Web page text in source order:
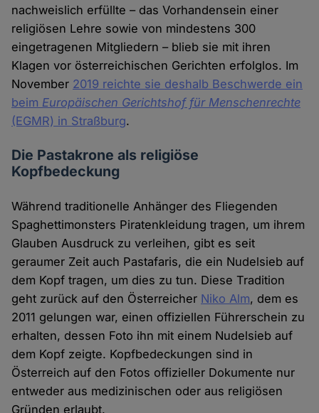
nachweislich erfüllte – das Vorhandensein einer
religiösen Lehre sowie von mindestens 300
eingetragenen Mitgliedern – blieb sie mit ihren
Klagen vor österreichischen Gerichten erfolglos. Im
November 2019 reichte sie deshalb Beschwerde ein
beim Europäischen Gerichtshof für Menschenrechte
(EGMR) in Straßburg.
Die Pastakrone als religiöse
Kopfbedeckung
Während traditionelle Anhänger des Fliegenden
Spaghettimonsters Piratenkleidung tragen, um ihrem
Glauben Ausdruck zu verleihen, gibt es seit
geraumer Zeit auch Pastafaris, die ein Nudelsieb auf
dem Kopf tragen, um dies zu tun. Diese Tradition
geht zurück auf den Österreicher Niko Alm, dem es
2011 gelungen war, einen offiziellen Führerschein zu
erhalten, dessen Foto ihn mit einem Nudelsieb auf
dem Kopf zeigte. Kopfbedeckungen sind in
Österreich auf den Fotos offizieller Dokumente nur
entweder aus medizinischen oder aus religiösen
Gründen erlaubt.